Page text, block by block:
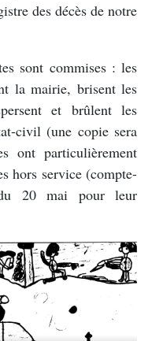
des décès de notre
sont commises : les
la mairie, brisent les
et brûlent les
civil (une copie sera
ont particulièrement
hors service (compte-
20 mai pour leur